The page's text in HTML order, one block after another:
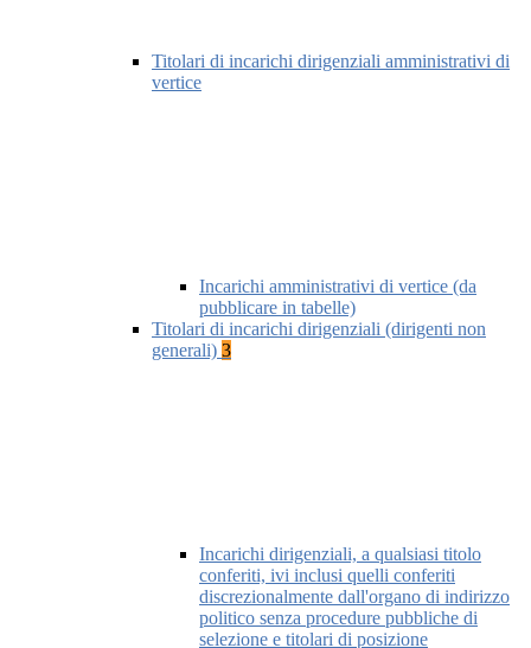
Titolari di incarichi dirigenziali amministrativi di
vertice
Incarichi amministrativi di vertice (da
pubblicare in tabelle)
Titolari di incarichi dirigenziali (dirigenti non
generali) 3
Incarichi dirigenziali, a qualsiasi titolo
conferiti, ivi inclusi quelli conferiti
discrezionalmente dall'organo di indirizzo
politico senza procedure pubbliche di
selezione e titolari di posizione